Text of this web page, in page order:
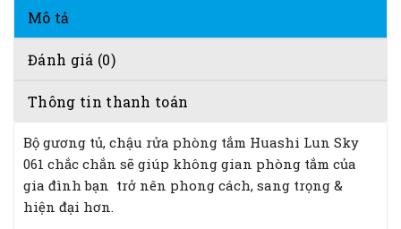
Mô tả
Đánh giá (0)
Thông tin thanh toán
Bộ gương tủ, chậu rửa phòng tắm Huashi Lun Sky
061 chắc chắn sẽ giúp không gian phòng tắm của
gia đình bạn trở nên phong cách, sang trọng &
hiện đại hơn.